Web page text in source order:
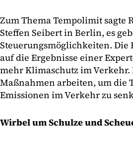
Zum Thema Tempolimit sagte
Steffen Seibert in Berlin, es
Steuerungsmöglichkeiten. Die
auf die Ergebnisse einer
mehr Klimaschutz im Verkehr.
Maßnahmen arbeiten, um die
Emissionen im Verkehr zu
Wirbel um Schulze und